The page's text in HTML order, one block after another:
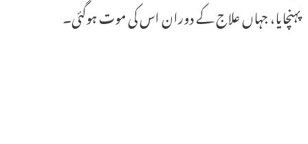
پہنچایا، جہاں علاج کے دوران اس کی موت ہوگئی۔